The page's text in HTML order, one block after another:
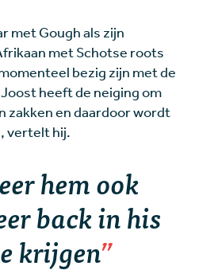
met Gough als zijn
met Schotse roots
bezig zijn met de
heeft de neiging om
zakken en daardoor wordt
vertelt hij.
hem ook
back in his
krijgen